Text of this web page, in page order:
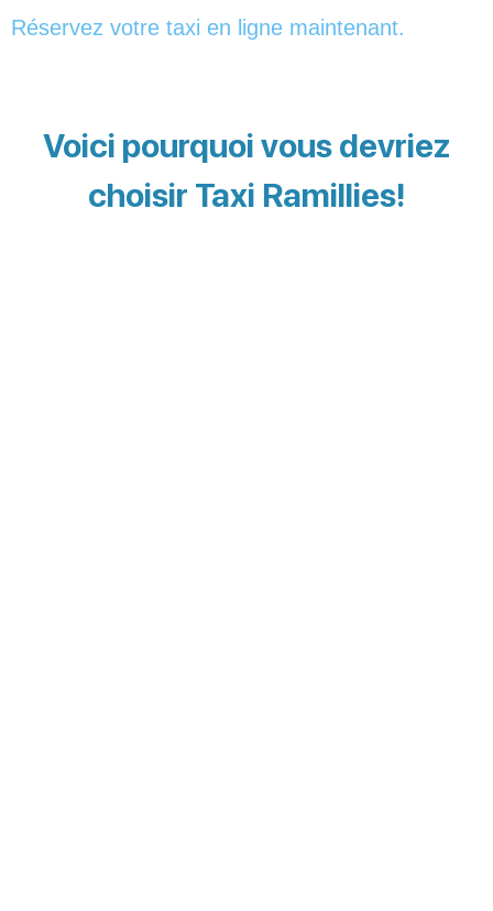
Réservez votre taxi en ligne maintenant.
Voici pourquoi vous devriez
choisir Taxi Ramillies!